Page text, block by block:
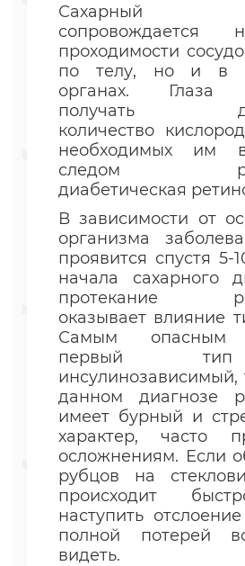
Сахарный
сопровождается
проходимости
по телу, но и в
органах. Глаза
получать
количество
необходимых им
следом
диабетическая
В зависимости от
организма
проявится спустя 5-
начала сахарного
протекание
оказывает влияние
Самым опасным
первый
инсулинозависимый,
данном диагнозе
имеет бурный и
характер, часто
осложнениям. Если
рубцов на
происходит
наступить
полной потерей
видеть.